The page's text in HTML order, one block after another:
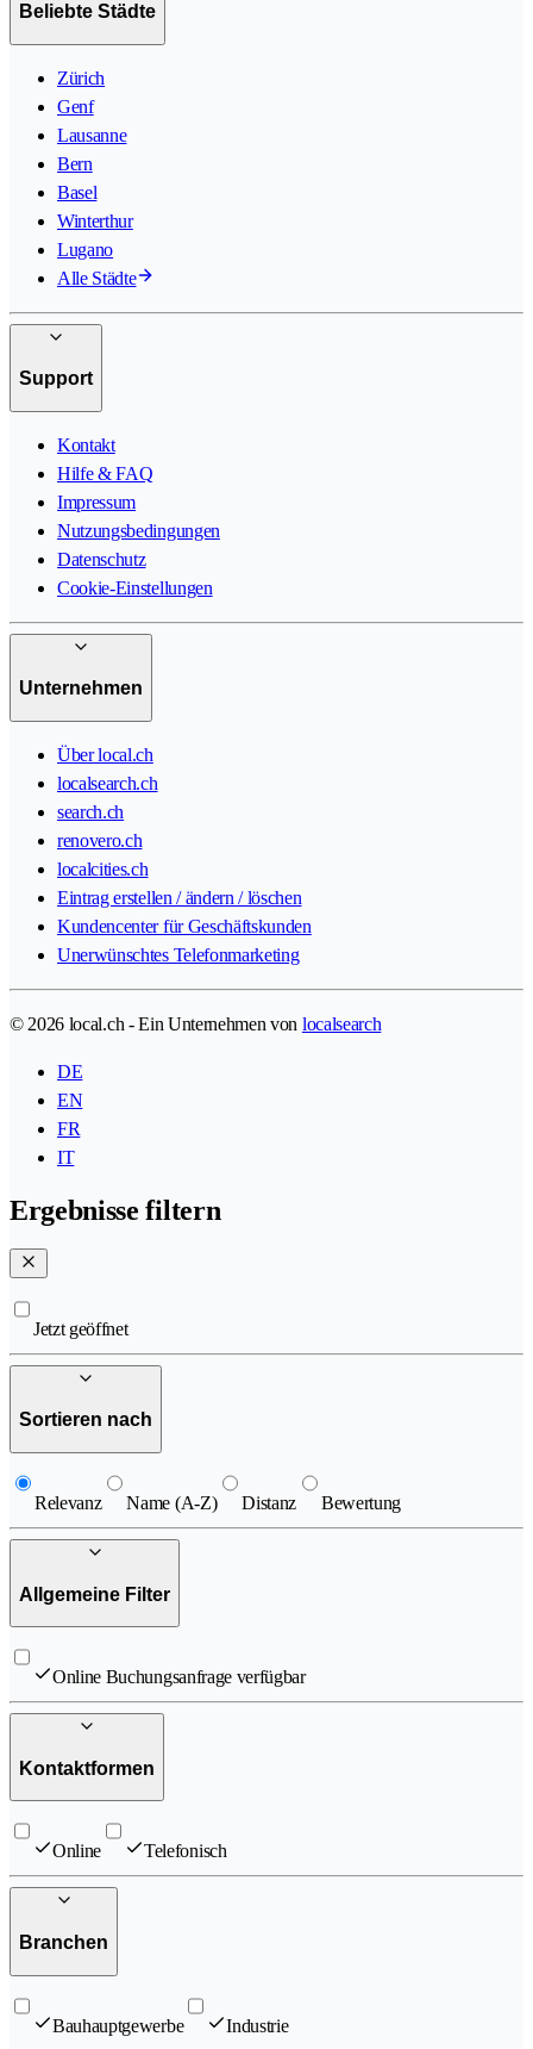
Beliebte Städte
Zürich
Genf
Lausanne
Bern
Basel
Winterthur
Lugano
Alle Städte
Support
Kontakt
Hilfe & FAQ
Impressum
Nutzungsbedingungen
Datenschutz
Cookie-Einstellungen
Unternehmen
Über local.ch
localsearch.ch
search.ch
renovero.ch
localcities.ch
Eintrag erstellen / ändern / löschen
Kundencenter für Geschäftskunden
Unerwünschtes Telefonmarketing
© 2026 local.ch - Ein Unternehmen von localsearch
DE
EN
FR
IT
Ergebnisse filtern
Jetzt geöffnet
Sortieren nach
Relevanz Name (A-Z) Distanz Bewertung
Allgemeine Filter
Online Buchungsanfrage verfügbar
Kontaktformen
Online Telefonisch
Branchen
Bauhauptgewerbe Industrie